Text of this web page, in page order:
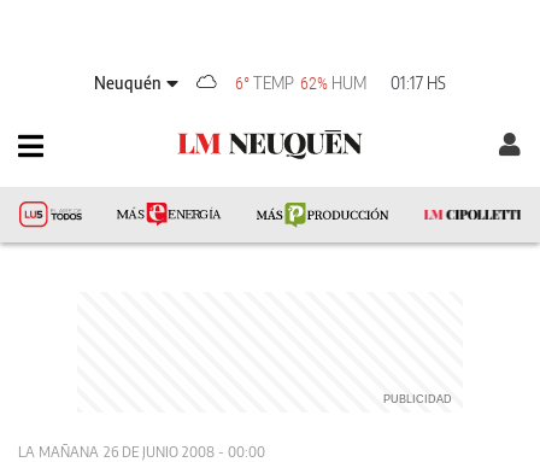
Neuquén 6° TEMP 62% HUM 01:17 HS
LA MAÑANA 26 DE JUNIO 2008 - 00:00